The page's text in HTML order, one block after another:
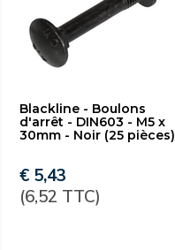
Blackline - Boulons
d'arrêt - DIN603 - M5 x
30mm - Noir (25 pièces)
€ 5,43
(6,52 TTC)